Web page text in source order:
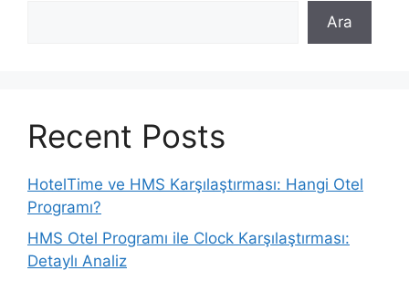
Ara
Recent Posts
HotelTime ve HMS Karşılaştırması: Hangi Otel
Programı?
HMS Otel Programı ile Clock Karşılaştırması:
Detaylı Analiz